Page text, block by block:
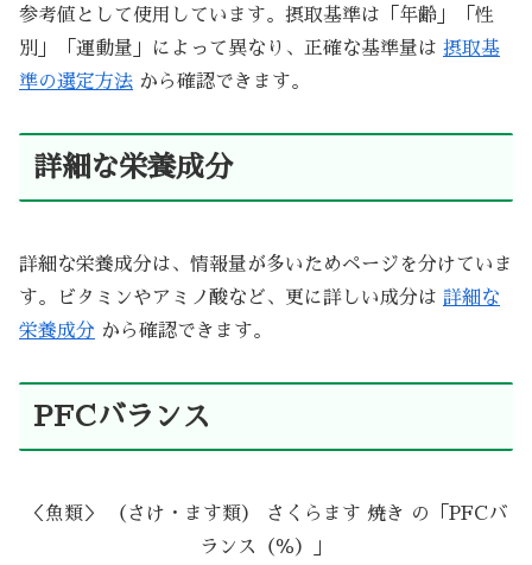
参考値として使用しています。摂取基準は「年齢」「性
別」「運動量」によって異なり、正確な基準量は 摂取基
準の選定方法 から確認できます。
詳細な栄養成分
詳細な栄養成分は、情報量が多いためページを分けていま
す。ビタミンやアミノ酸など、更に詳しい成分は 詳細な
栄養成分 から確認できます。
PFCバランス
＜魚類＞ （さけ・ます類） さくらます 焼き の「PFCバ
ランス（％）」